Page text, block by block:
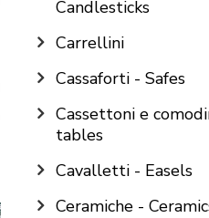
Candlesticks
Carrellini
Cassaforti - Safes
Cassettoni e
tables
Cavalletti - Easels
Ceramiche -